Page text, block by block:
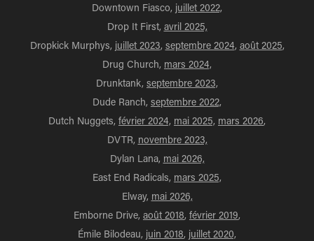
Downtown Fiasco, juillet 2022,
Drop It First, avril 2025,
Dropkick Murphys, juillet 2023, septembre 2024, août 2025,
Drug Church, mars 2024,
Drunktank, septembre 2023,
Dude Ranch, septembre 2022,
Dutch Nuggets, février 2024, mai 2025, mars 2026,
DVTR, novembre 2023,
Dylan Lana, mai 2026,
East End Radicals, mars 2025,
Elway, mai 2026,
Emborne Drive, août 2018, février 2019,
Émile Bilodeau, juin 2018, juillet 2020,